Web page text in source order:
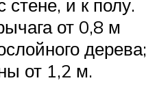
стене, и к полу.
от 0,8 м
дерева;
от 1,2 м.